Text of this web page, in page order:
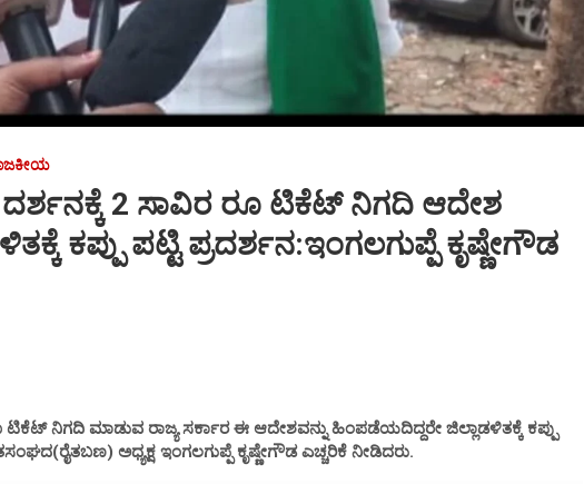
ದರ್ಶನಕ್ಕೆ 2 ಸಾವಿರ ರೂ ಟಿಕೆಟ್ ನಿಗದಿ ಆದೇಶ
ಕಪ್ಪು ಪಟ್ಟಿ ಪ್ರದರ್ಶನ:ಇಂಗಲಗುಪ್ಪೆ ಕೃಷ್ಣೇಗೌಡ
ಟಿಕೆಟ್ ನಿಗದಿ ಮಾಡುವ ರಾಜ್ಯ ಸರ್ಕಾರ ಈ ಆದೇಶವನ್ನು ಹಿಂಪಡೆಯದಿದ್ದರೇ ಜಿಲ್ಲಾಡಳಿತಕ್ಕೆ ಕಪ್ಪು
ಅಧ್ಯಕ್ಷ ಇಂಗಲಗುಪ್ಪೆ ಕೃಷ್ಣೇಗೌಡ ಎಚ್ಚರಿಕೆ ನೀಡಿದರು.